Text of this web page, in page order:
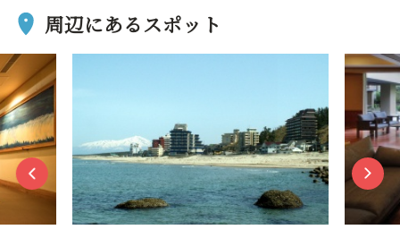
周辺にあるスポット